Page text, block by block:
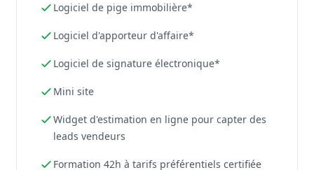
Logiciel de pige immobilière*
Logiciel d'apporteur d'affaire*
Logiciel de signature électronique*
Mini site
Widget d'estimation en ligne pour capter des
leads vendeurs
Formation 42h à tarifs préférentiels certifiée